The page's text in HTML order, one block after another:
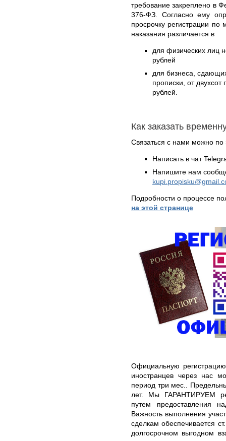
требование закреплено в
376-ФЗ. Согласно ему
просрочку регистрации
наказания различается в
для физических лиц
рублей
для бизнеса,
прописки, от двухсот
рублей.
Как заказать
Связаться с нами можно по
Написать в чат
Напишите нам
Подробности о процессе
на этой странице
Официальную
иностранцев через нас
период три мес..
лет. Мы ГАРАНТИРУЕМ
путем предоставления
Важность выполнения
сделкам обеспечивается
долгосрочном выгодном